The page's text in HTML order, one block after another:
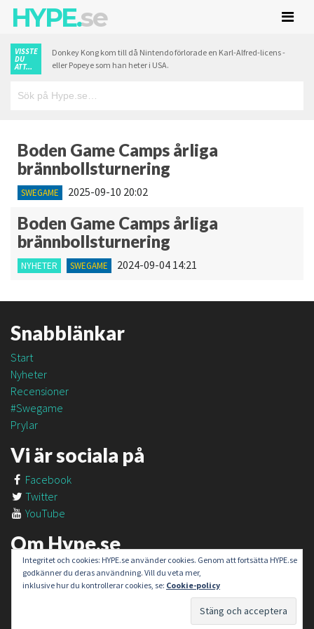
HYPE.se
VISSTE
DU
ATT...
Donkey Kong kom till då Nintendo förlorade en Karl-Alfred-licens -
eller Popeye som han heter i USA.
Boden Game Camps årliga
brännbollsturnering
SWEGAME 2025-09-10 20:02
Boden Game Camps årliga
brännbollsturnering
NYHETER SWEGAME 2024-09-04 14:21
Snabblänkar
Start
Nyheter
Recensioner
#Swegame
Prylar
Vi är sociala på
Facebook
Twitter
YouTube
Om Hype.se
Om oss
Om #SweGame
Integritet och cookies: HYPE.se använder cookies. Genom att fortsätta HYPE.se
godkänner du deras användning. Vill du veta mer,
inklusive hur du kontrollerar cookies, se: Cookie-policy